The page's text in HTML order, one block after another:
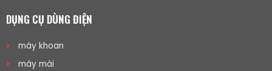
DỤNG CỤ DÙNG ĐIỆN
máy khoan
máy mài